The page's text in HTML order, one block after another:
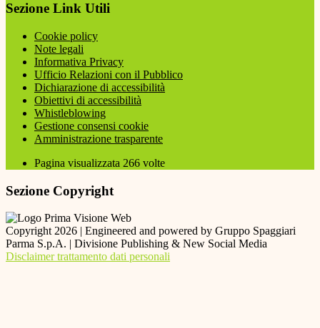
Sezione Link Utili
Cookie policy
Note legali
Informativa Privacy
Ufficio Relazioni con il Pubblico
Dichiarazione di accessibilità
Obiettivi di accessibilità
Whistleblowing
Gestione consensi cookie
Amministrazione trasparente
Pagina visualizzata 266 volte
Sezione Copyright
Copyright 2026 | Engineered and powered by Gruppo Spaggiari
Parma S.p.A. | Divisione Publishing & New Social Media
Disclaimer trattamento dati personali